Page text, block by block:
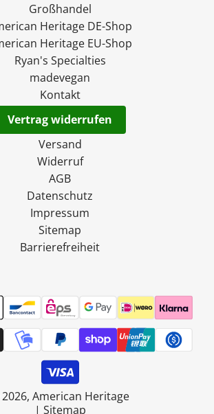
Großhandel
Heritage DE-Shop
Heritage EU-Shop
Ryan's Specialties
madevegan
Kontakt
Vertrag widerrufen
Versand
Widerruf
AGB
Datenschutz
Impressum
Sitemap
Barrierefreiheit
American Heritage
| Sitemap